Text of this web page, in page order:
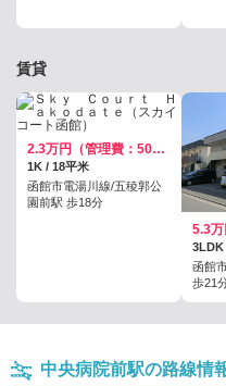
賃貸
2.3万円（管理費：5000円）
1K / 18平米
函館市電湯川線/五稜郭公
園前駅 歩18分
5.3万
3LDK
函館
歩21
中央病院前駅の路線情